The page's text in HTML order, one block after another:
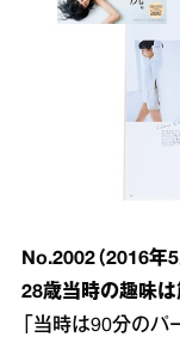
No.2002（2016年5
28歳当時の趣味は
「当時は90分のパ